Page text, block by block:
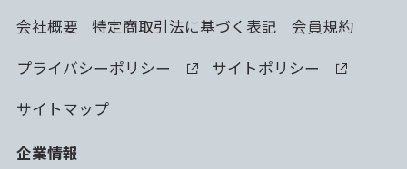
会社概要
特定商取引法に基づく表記
会員規約
プライバシーポリシー
サイトポリシー
サイトマップ
企業情報